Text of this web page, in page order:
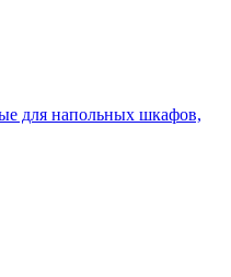
для напольных шкафов,